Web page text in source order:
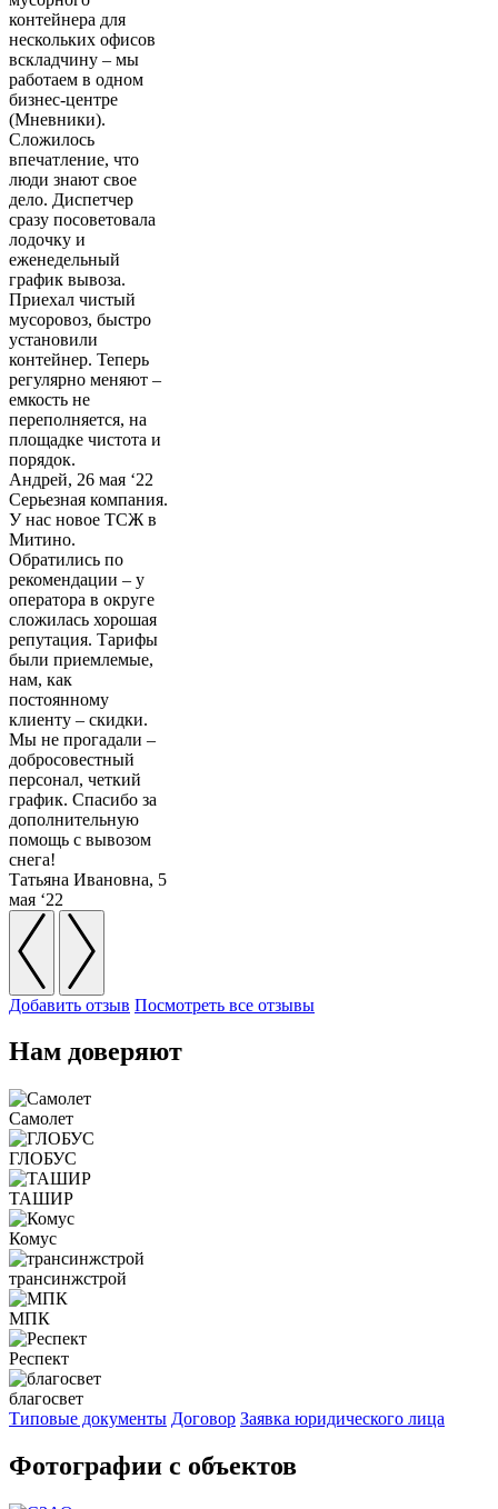
контейнера для
нескольких офисов
вскладчину – мы
работаем в одном
бизнес-центре
(Мневники).
Сложилось
впечатление, что
люди знают свое
дело. Диспетчер
сразу посоветовала
лодочку и
еженедельный
график вывоза.
Приехал чистый
мусоровоз, быстро
установили
контейнер. Теперь
регулярно меняют –
емкость не
переполняется, на
площадке чистота и
порядок.
Андрей, 26 мая ‘22
Серьезная компания.
У нас новое ТСЖ в
Митино.
Обратились по
рекомендации – у
оператора в округе
сложилась хорошая
репутация. Тарифы
были приемлемые,
нам, как
постоянному
клиенту – скидки.
Мы не прогадали –
добросовестный
персонал, четкий
график. Спасибо за
дополнительную
помощь с вывозом
снега!
Татьяна Ивановна, 5
мая ‘22
Добавить отзыв Посмотреть все отзывы
Нам доверяют
Самолет
ГЛОБУС
ТАШИР
Комус
трансинжстрой
МПК
Респект
благосвет
Типовые документы Договор Заявка юридического лица
Фотографии с объектов